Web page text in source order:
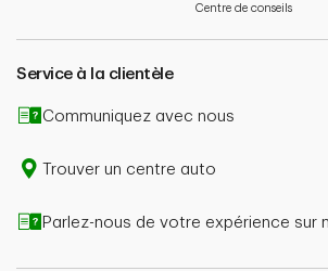
potentielle dépend aussi de
réclamation et du type de couverture
et le libellé de votre police, le contenu
Centre de conseils
Service à la clientèle
Communiquez avec nous
Trouver un centre auto
Parlez-nous de votre expérience sur